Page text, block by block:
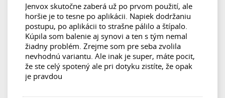
Jenvox skutočne zaberá už po prvom použití, ale
horšie je to tesne po aplikácii. Napiek dodržaniu
postupu, po aplikácii to strašne pálilo a štípalo.
Kúpila som balenie aj synovi a ten s tým nemal
žiadny problém. Zrejme som pre seba zvolila
nevhodnú variantu. Ale inak je super, máte pocit,
že ste celý spotený ale pri dotyku zistíte, že opak
je pravdou